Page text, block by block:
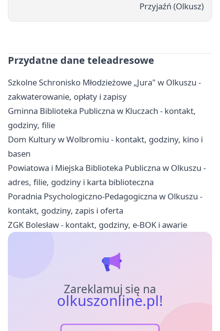
Przyjaźń (Olkusz)
Przydatne dane teleadresowe
Szkolne Schronisko Młodzieżowe „Jura" w Olkuszu -
zakwaterowanie, opłaty i zapisy
Gminna Biblioteka Publiczna w Kluczach - kontakt,
godziny, filie
Dom Kultury w Wolbromiu - kontakt, godziny, kino i
basen
Powiatowa i Miejska Biblioteka Publiczna w Olkuszu -
adres, filie, godziny i karta biblioteczna
Poradnia Psychologiczno-Pedagogiczna w Olkuszu -
kontakt, godziny, zapis i oferta
ZGK Bolesław - kontakt, godziny, e-BOK i awarie
Zareklamuj się na
olkuszonline.pl!